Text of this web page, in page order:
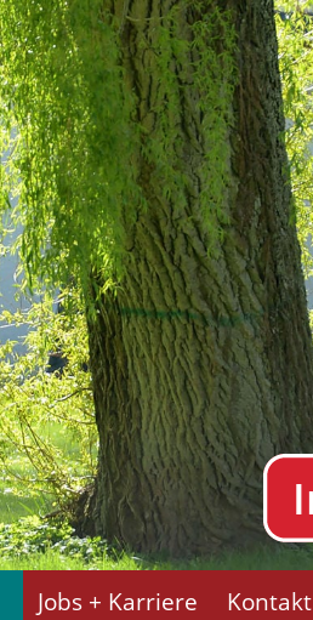
Jobs + Karriere Kontakt